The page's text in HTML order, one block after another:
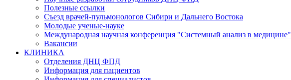
Полезные ссылки
Съезд врачей-пульмонологов Сибири и Дальнего Востока
Молодые ученые-науке
Международная научная конференция "Системный анализ в медицине"
Вакансии
КЛИНИКА
Отделения ДНЦ ФПД
Информация для пациентов